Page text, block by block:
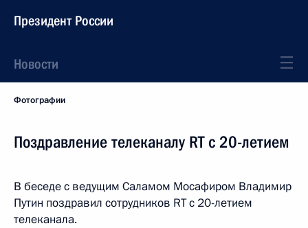
Президент России
Новости
Фотографии
Поздравление телеканалу RT с 20-летием
В беседе с ведущим Саламом Мосафиром Владимир
Путин поздравил сотрудников RT с 20-летием
телеканала.